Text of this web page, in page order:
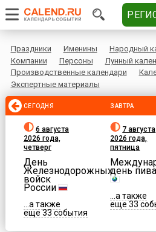
Праздники Именины Народный
Компании
Персоны
Лунный
Производственные календари
Экспертные материалы
СЕГОДНЯ
6 августа
2026 года,
четверг
День
Железнодорожных
войск
России
...а также
еще 33 события
ЗАВТРА
7 августа
2026 года,
пятница
день пива
...а также
еще 33